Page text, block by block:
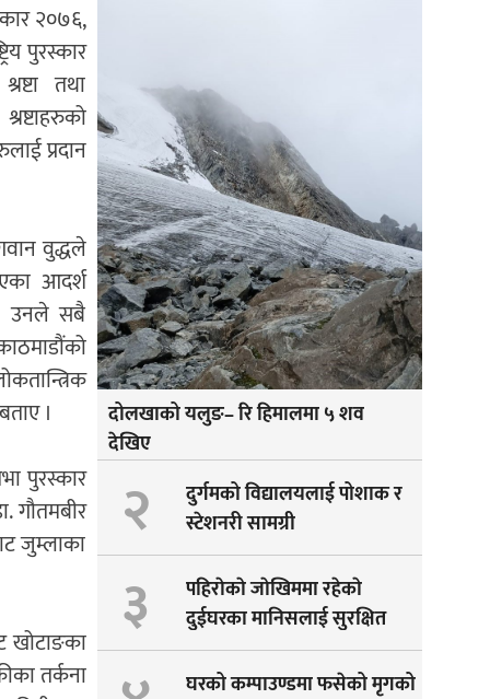
२०७६,
पुरस्कार
तथा
प्रदान
वुद्धले
आदर्श
उनले सबै
।
पुरस्कार
गौतमबीर
जुम्लाका
खोटाङका
तर्कना
दोलखाको यलुङ– रि हिमालमा ५ शव
देखिए
२
दुर्गमको विद्यालयलाई पोशाक र
स्टेशनरी सामग्री
३
पहिराेकाे जाेखिममा रहेकाे
दुईघरका मानिसलाई सुरक्षित
सारीयाे
घरको कम्पाउण्डमा फसेको मृगको